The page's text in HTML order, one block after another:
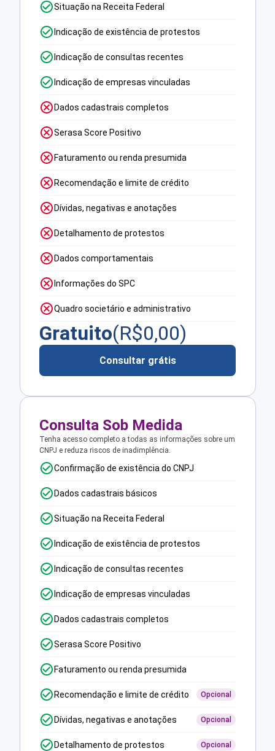
Situação na Receita Federal
Indicação de existência de protestos
Indicação de consultas recentes
Indicação de empresas vinculadas
Dados cadastrais completos
Serasa Score Positivo
Faturamento ou renda presumida
Recomendação e limite de crédito
Dívidas, negativas e anotações
Detalhamento de protestos
Dados comportamentais
Informações do SPC
Quadro societário e administrativo
Gratuito(R$0,00)
Consultar grátis
Consulta Sob Medida
Tenha acesso completo a todas as informações sobre um
CNPJ e reduza riscos de inadimplência.
Confirmação de existência do CNPJ
Dados cadastrais básicos
Situação na Receita Federal
Indicação de existência de protestos
Indicação de consultas recentes
Indicação de empresas vinculadas
Dados cadastrais completos
Serasa Score Positivo
Faturamento ou renda presumida
Recomendação e limite de crédito Opcional
Dívidas, negativas e anotações Opcional
Detalhamento de protestos Opcional